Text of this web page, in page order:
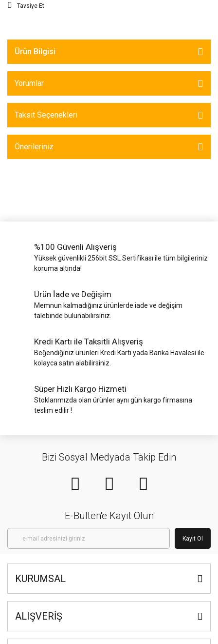
Tavsiye Et
Ürün Bilgisi
Yorumlar
Taksit Seçenekleri
Önerileriniz
%100 Güvenli Alışveriş
Yüksek güvenlikli 256bit SSL Sertifikası ile tüm bilgileriniz
koruma altında!
Ürün İade ve Değişim
Memnun kalmadığınız ürünlerde iade ve değişim
talebinde bulunabilirsiniz.
Kredi Kartı ile Taksitli Alışveriş
Beğendiğiniz ürünleri Kredi Kartı yada Banka Havalesi ile
kolayca satın alabilirsiniz.
Süper Hızlı Kargo Hizmeti
Stoklarımızda olan ürünler aynı gün kargo firmasına
teslim edilir !
Bizi Sosyal Medyada Takip Edin
E-Bülten'e Kayıt Olun
Kayıt Ol
KURUMSAL
ALIŞVERİŞ